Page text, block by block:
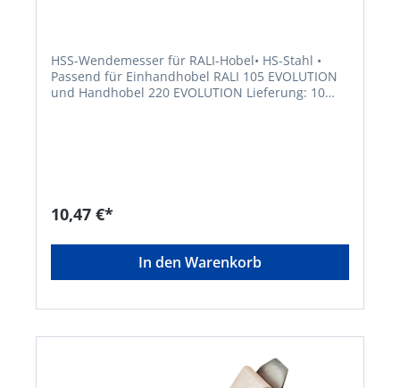
HSS-Wendemesser für RALI-Hobel• HS-Stahl •
Passend für Einhandhobel RALI 105 EVOLUTION
und Handhobel 220 EVOLUTION Lieferung: 10
10,47 €*
In den Warenkorb